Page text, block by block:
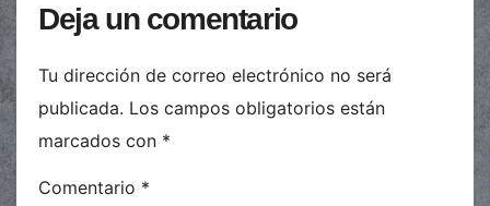
Deja un comentario
Tu dirección de correo electrónico no será
publicada. Los campos obligatorios están
marcados con *
Comentario *